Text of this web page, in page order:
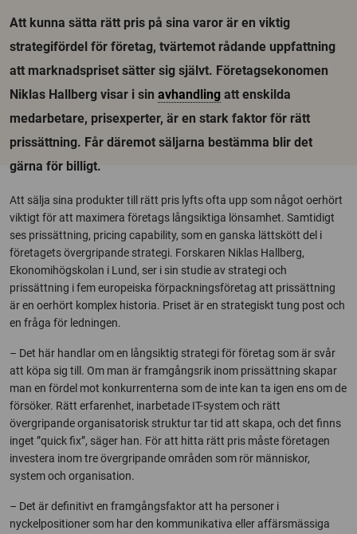
Att kunna sätta rätt pris på sina varor är en viktig
strategifördel för företag, tvärtemot rådande uppfattning
att marknadspriset sätter sig självt. Företagsekonomen
Niklas Hallberg visar i sin avhandling att enskilda
medarbetare, prisexperter, är en stark faktor för rätt
prissättning. Får däremot säljarna bestämma blir det
gärna för billigt.
Att sälja sina produkter till rätt pris lyfts ofta upp som något oerhört
viktigt för att maximera företags långsiktiga lönsamhet. Samtidigt
ses prissättning, pricing capability, som en ganska lättskött del i
företagets övergripande strategi. Forskaren Niklas Hallberg,
Ekonomihögskolan i Lund, ser i sin studie av strategi och
prissättning i fem europeiska förpackningsföretag att prissättning
är en oerhört komplex historia. Priset är en strategiskt tung post och
en fråga för ledningen.
– Det här handlar om en långsiktig strategi för företag som är svår
att köpa sig till. Om man är framgångsrik inom prissättning skapar
man en fördel mot konkurrenterna som de inte kan ta igen ens om de
försöker. Rätt erfarenhet, inarbetade IT-system och rätt
övergripande organisatorisk struktur tar tid att skapa, och det finns
inget ”quick fix”, säger han. För att hitta rätt pris måste företagen
investera inom tre övergripande områden som rör människor,
system och organisation.
– Det är definitivt en framgångsfaktor att ha personer i
nyckelpositioner som har den kommunikativa eller affärsmässiga